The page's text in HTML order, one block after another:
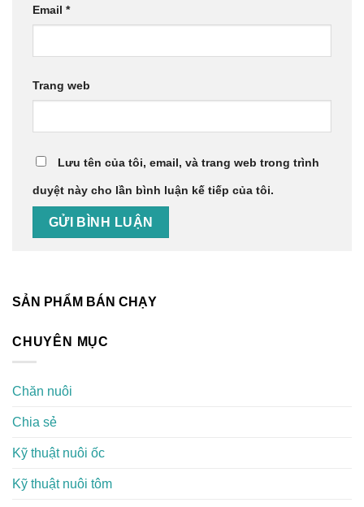
Email *
Trang web
Lưu tên của tôi, email, và trang web trong trình
duyệt này cho lần bình luận kế tiếp của tôi.
SẢN PHẨM BÁN CHẠY
CHUYÊN MỤC
Chăn nuôi
Chia sẻ
Kỹ thuật nuôi ốc
Kỹ thuật nuôi tôm